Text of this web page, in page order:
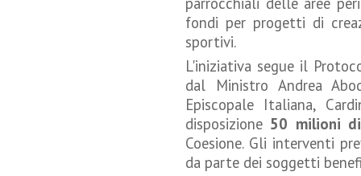
fondi per progetti di
sportivi.
L'iniziativa segue il
dal Ministro Andrea
Episcopale Italiana,
disposizione 50 milioni
Coesione. Gli interventi
da parte dei soggetti